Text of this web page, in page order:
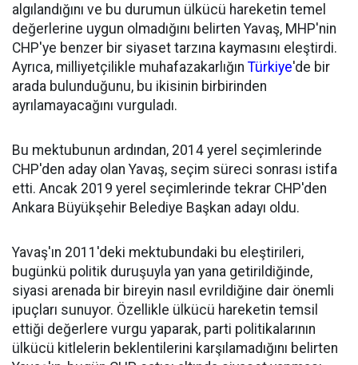
algılandığını ve bu durumun ülkücü hareketin temel
değerlerine uygun olmadığını belirten Yavaş, MHP'nin
CHP'ye benzer bir siyaset tarzına kaymasını eleştirdi.
Ayrıca, milliyetçilikle muhafazakarlığın Türkiye'de bir
arada bulunduğunu, bu ikisinin birbirinden
ayrılamayacağını vurguladı.
Bu mektubunun ardından, 2014 yerel seçimlerinde
CHP'den aday olan Yavaş, seçim süreci sonrası istifa
etti. Ancak 2019 yerel seçimlerinde tekrar CHP'den
Ankara Büyükşehir Belediye Başkan adayı oldu.
Yavaş'ın 2011'deki mektubundaki bu eleştirileri,
bugünkü politik duruşuyla yan yana getirildiğinde,
siyasi arenada bir bireyin nasıl evrildiğine dair önemli
ipuçları sunuyor. Özellikle ülkücü hareketin temsil
ettiği değerlere vurgu yaparak, parti politikalarının
ülkücü kitlelerin beklentilerini karşılamadığını belirten